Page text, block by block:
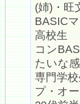
(姉)・旺
BASIC
高校生
コン
たいな
専門学
プ・オ